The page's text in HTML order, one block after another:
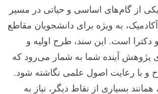
از گام‌های اساسی و حیاتی در مسیر
به ویژه برای دانشجویان مقاطع
است. این سند، طرح اولیه و
پژوهش آینده شما به شمار می‌رود که
و با رعایت اصول علمی نگاشته شود.
بسیاری از نقاط دیگر، نیاز به